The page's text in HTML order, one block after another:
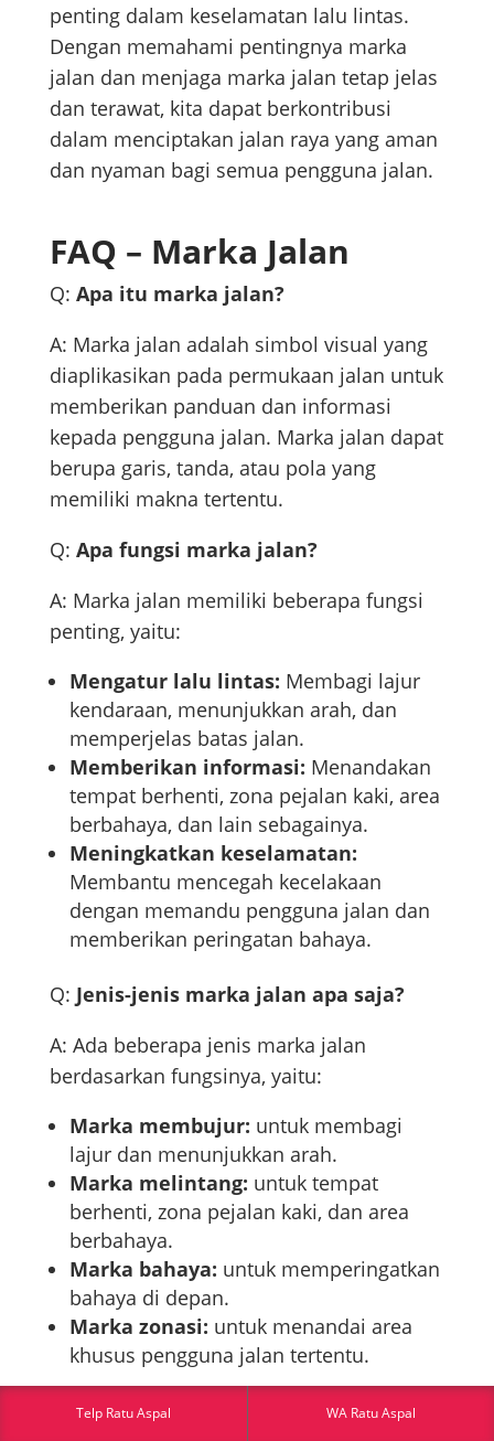
penting dalam keselamatan lalu lintas.
Dengan memahami pentingnya marka
jalan dan menjaga marka jalan tetap jelas
dan terawat, kita dapat berkontribusi
dalam menciptakan jalan raya yang aman
dan nyaman bagi semua pengguna jalan.
FAQ – Marka Jalan
Q: Apa itu marka jalan?
A: Marka jalan adalah simbol visual yang
diaplikasikan pada permukaan jalan untuk
memberikan panduan dan informasi
kepada pengguna jalan. Marka jalan dapat
berupa garis, tanda, atau pola yang
memiliki makna tertentu.
Q: Apa fungsi marka jalan?
A: Marka jalan memiliki beberapa fungsi
penting, yaitu:
Mengatur lalu lintas: Membagi lajur
kendaraan, menunjukkan arah, dan
memperjelas batas jalan.
Memberikan informasi: Menandakan
tempat berhenti, zona pejalan kaki, area
berbahaya, dan lain sebagainya.
Meningkatkan keselamatan:
Membantu mencegah kecelakaan
dengan memandu pengguna jalan dan
memberikan peringatan bahaya.
Q: Jenis-jenis marka jalan apa saja?
A: Ada beberapa jenis marka jalan
berdasarkan fungsinya, yaitu:
Marka membujur: untuk membagi
lajur dan menunjukkan arah.
Marka melintang: untuk tempat
berhenti, zona pejalan kaki, dan area
berbahaya.
Marka bahaya: untuk memperingatkan
bahaya di depan.
Marka zonasi: untuk menandai area
khusus pengguna jalan tertentu.
Mengapa penting memahami dan
Telp Ratu Aspal WA Ratu Aspal